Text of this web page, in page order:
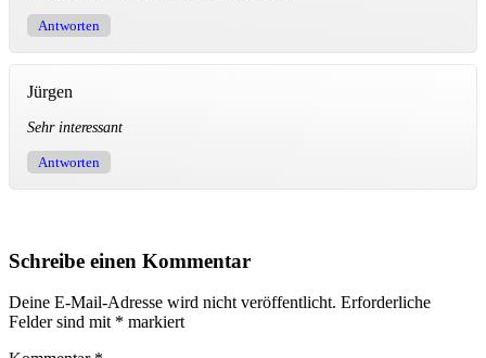
Antworten
Jürgen
Sehr interessant
Antworten
Schreibe einen Kommentar
Deine E-Mail-Adresse wird nicht veröffentlicht. Erforderliche
Felder sind mit * markiert